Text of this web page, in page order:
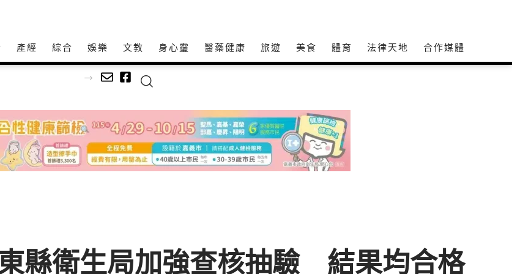
產經 綜合 娛樂 文教 身心𩆜 醫藥健康 旅遊 美食 體育 法律天地 合作媒體
縣衛生局加強查核抽驗 結果均合格